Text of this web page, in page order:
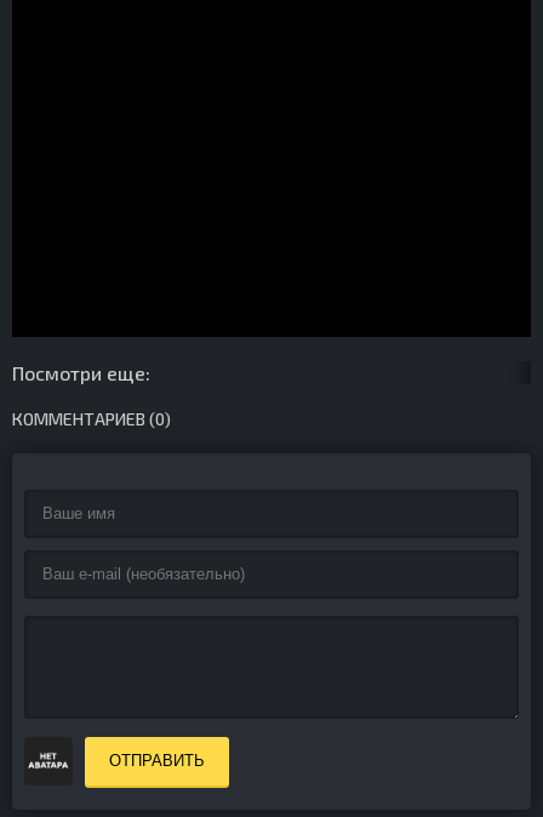
Посмотри еще:
КОММЕНТАРИЕВ (0)
ОТПРАВИТЬ